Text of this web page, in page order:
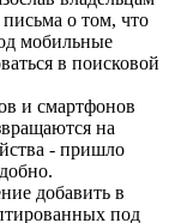
о том, что
мобильные
в поисковой
и смартфонов
на
- пришло
добавить в
под